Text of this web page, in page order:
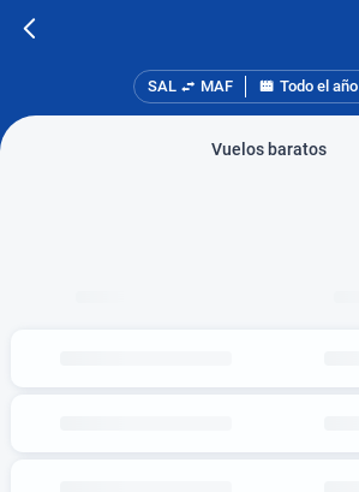
SAL MAF Todo el año
Vuelos baratos